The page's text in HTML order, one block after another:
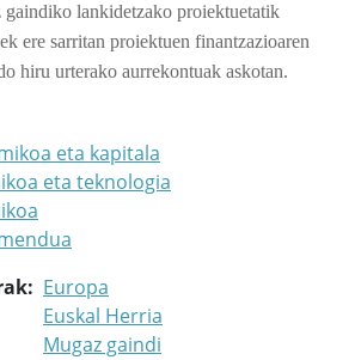
gaindiko lankidetzako proiektuetatik
ere sarritan proiektuen finantzazioaren
hiru urterako aurrekontuak askotan.
eta kapitala
eta teknologia
Europa
Euskal Herria
Mugaz gaindi